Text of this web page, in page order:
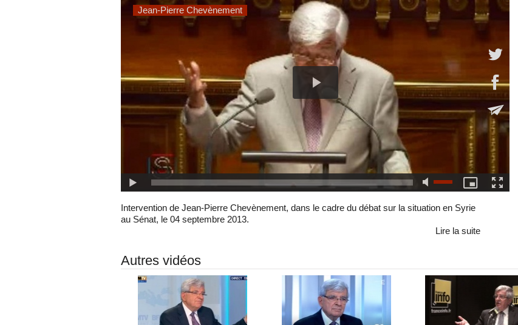
Intervention de Jean-Pierre Chevènement, dans le cadre du débat sur la situation en Syrie
au Sénat, le 04 septembre 2013.
Lire la suite
Autres vidéos